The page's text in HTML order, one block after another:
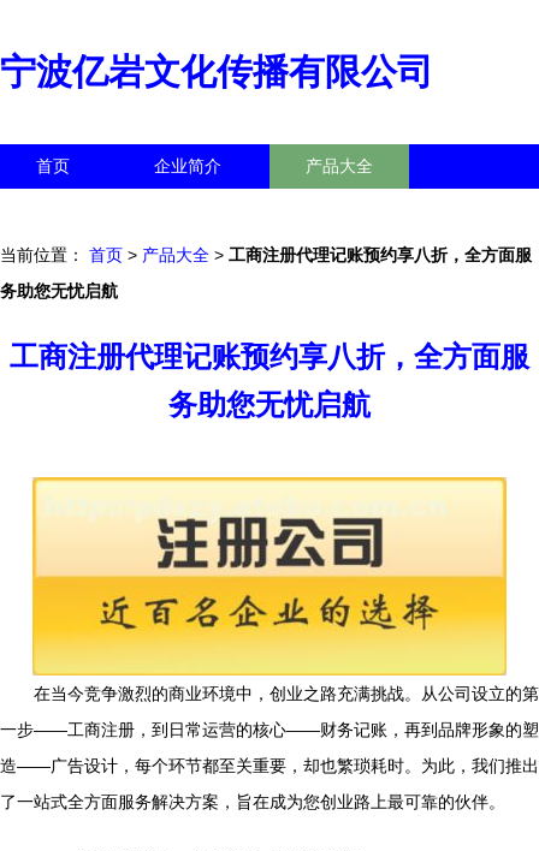
宁波亿岩文化传播有限公司
首页 企业简介 产品大全
当前位置： 首页 > 产品大全 > 工商注册代理记账预约享八折，全方面服
务助您无忧启航
工商注册代理记账预约享八折，全方面服
务助您无忧启航
在当今竞争激烈的商业环境中，创业之路充满挑战。从公司设立的第
一步——工商注册，到日常运营的核心——财务记账，再到品牌形象的塑
造——广告设计，每个环节都至关重要，却也繁琐耗时。为此，我们推出
了一站式全方面服务解决方案，旨在成为您创业路上最可靠的伙伴。